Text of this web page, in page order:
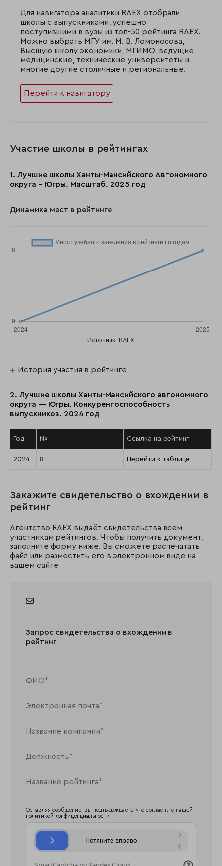
Для навигатора аналитики RAEX отобрали
школы с выпускниками, успешно
поступившими в вузы из топ-50 рейтинга RAEX.
Можно выбрать МГУ им. М. В. Ломоносова,
Высшую школу экономики, МГИМО, ведущие
медицинские, технические университеты и
многие другие столичные и региональные.
Перейти к навигатору
Участие школы в рейтингах
1. Лучшие школы Ханты-Мансийского Автономного
округа - Югры. Масштаб. 2025 год
Динамика мест в рейтинге
Источник: RAEX
История участия в рейтинге
2. Лучшие школы Ханты-Мансийского автономного
округа — Югры. Конкурентоспособность
выпускников. 2024 год
Год № Ссылка на рейтинг
2024 8 Перейти к таблице
Закажите свидетельство о вхождении в
рейтинг
Агентство RAEX выдаёт свидетельства всем
участникам рейтингов. Чтобы получить документ,
заполните форму ниже. Вы сможете распечатать
файл или разместить его в электронном виде на
вашем сайте
Запрос свидетельства о вхождении в
рейтинг
Оставляя сообщение, вы подтверждаете, что согласны с нашей
политикой конфиденциальности